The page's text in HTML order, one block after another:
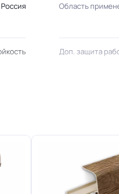
Россия Область
Доп. защита
кг Вес паллеты
Безопасность